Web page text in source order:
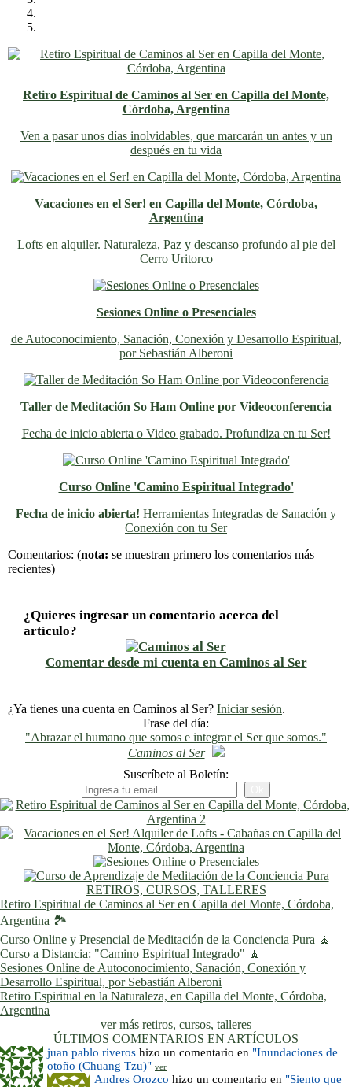
Retiro Espiritual de Caminos al Ser en Capilla del Monte,
Córdoba, Argentina
Ven a pasar unos días inolvidables, que marcarán un antes y un
después en tu vida
Vacaciones en el Ser! en Capilla del Monte, Córdoba,
Argentina
Lofts en alquiler. Naturaleza, Paz y descanso profundo al pie del
Cerro Uritorco
Sesiones Online o Presenciales
de Autoconocimiento, Sanación, Conexión y Desarrollo Espiritual,
por Sebastián Alberoni
Taller de Meditación So Ham Online por Videoconferencia
Fecha de inicio abierta o Video grabado. Profundiza en tu Ser!
Curso Online 'Camino Espiritual Integrado'
Fecha de inicio abierta! Herramientas Integradas de Sanación y
Conexión con tu Ser
Previo
Siguiente
Comentarios: (nota: se muestran primero los comentarios más
recientes)
¿Quieres ingresar un comentario acerca del
artículo?
Comentar desde mi cuenta en Caminos al Ser
¿Ya tienes una cuenta en Caminos al Ser? Iniciar sesión.
Frase del día:
"Abrazar el humano que somos e integrar el Ser que somos."
Caminos al Ser
Suscríbete al Boletín:
RETIROS, CURSOS, TALLERES
Retiro Espiritual de Caminos al Ser en Capilla del Monte, Córdoba,
Argentina 🏞️
Curso Online y Presencial de Meditación de la Conciencia Pura 🧘
Curso a Distancia: "Camino Espiritual Integrado" 🧘
Sesiones Online de Autoconocimiento, Sanación, Conexión y
Desarrollo Espiritual, por Sebastián Alberoni
Retiro Espiritual en la Naturaleza, en Capilla del Monte, Córdoba,
Argentina
ver más retiros, cursos, talleres
ÚLTIMOS COMENTARIOS EN ARTÍCULOS
juan pablo riveros hizo un comentario en "Inundaciones de
otoño (Chuang Tzu)" ver
Andres Orozco hizo un comentario en "Siento que